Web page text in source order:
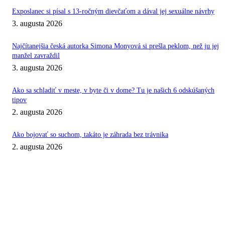
Exposlanec si písal s 13-ročným dievčaťom a dával jej sexuálne návrhy
3. augusta 2026
Najčítanejšia česká autorka Simona Monyová si prešla peklom, než ju jej
manžel zavraždil
3. augusta 2026
Ako sa schladiť v meste, v byte či v dome? Tu je našich 6 odskúšaných
tipov
2. augusta 2026
Ako bojovať so suchom, takáto je záhrada bez trávnika
2. augusta 2026